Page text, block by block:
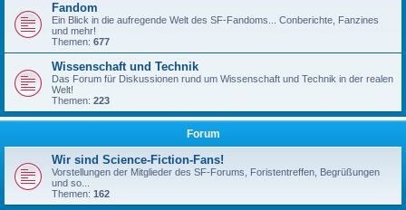
Fandom
Ein Blick in die aufregende Welt des SF-Fandoms... Conberichte, Fanzines
und mehr!
Themen: 677
Wissenschaft und Technik
Das Forum für Diskussionen rund um Wissenschaft und Technik in der realen
Welt!
Themen: 223
Forum
Wir sind Science-Fiction-Fans!
Vorstellungen der Mitglieder des SF-Forums, Foristentreffen, Begrüßungen
und so...
Themen: 162